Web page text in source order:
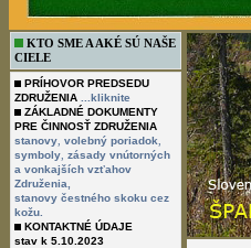
KTO SME A AKÉ SÚ NAŠE
CIELE
PRÍHOVOR PREDSEDU
ZDRUŽENIA
...kliknite
ZÁKLADNÉ DOKUMENTY
PRE ČINNOSŤ ZDRUŽENIA
stanovy volebný poriadok
symboly zásady vnútorných
a vonkajších vzťahov
Združenia,
stanovy čestného skoku cez
kožu.
KONTAKTNÉ ÚDAJE
stav k 5.10.2023